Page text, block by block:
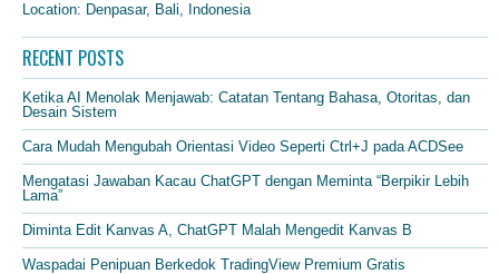
Location: Denpasar, Bali, Indonesia
RECENT POSTS
Ketika AI Menolak Menjawab: Catatan Tentang Bahasa, Otoritas, dan
Desain Sistem
Cara Mudah Mengubah Orientasi Video Seperti Ctrl+J pada ACDSee
Mengatasi Jawaban Kacau ChatGPT dengan Meminta “Berpikir Lebih
Lama”
Diminta Edit Kanvas A, ChatGPT Malah Mengedit Kanvas B
Waspadai Penipuan Berkedok TradingView Premium Gratis